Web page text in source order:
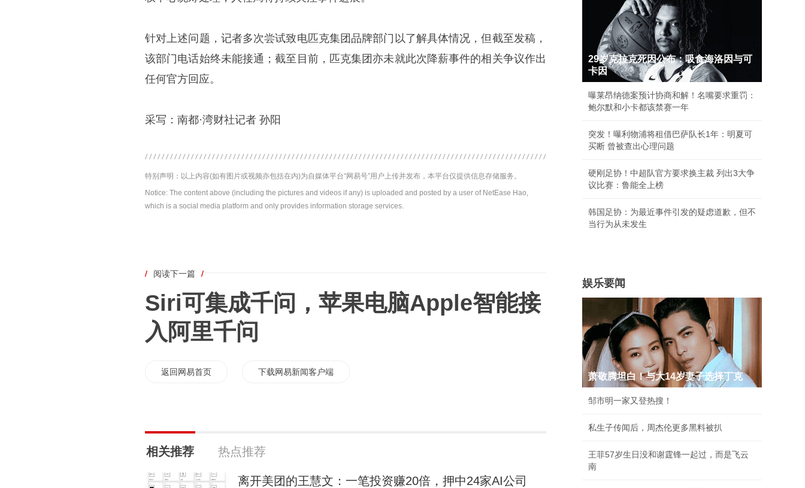
针对上述问题，记者多次尝试致电匹克集团品牌部门以了解具体情况，但截至发稿，
该部门电话始终未能接通；截至目前，匹克集团亦未就此次降薪事件的相关争议作出
任何官方回应。
采写：南都·湾财社记者 孙阳
特别声明：以上内容(如有图片或视频亦包括在内)为自媒体平台“网易号”用户上传并发布，本平台仅提供信息存储服务。
Notice: The content above (including the pictures and videos if any) is uploaded and posted by a user of NetEase Hao,
which is a social media platform and only provides information storage services.
/ 阅读下一篇 /
Siri可集成千问，苹果电脑Apple智能接
入阿里千问
返回网易首页 下载网易新闻客户端
相关推荐 热点推荐
离开美团的王慧文：一笔投资赚20倍，押中24家AI公司
29岁克拉克死因公布：吸食海洛因与可
卡因
曝莱昂纳德案预计协商和解！名嘴要求重罚：
鲍尔默和小卡都该禁赛一年
突发！曝利物浦将租借巴萨队长1年：明夏可
买断 曾被查出心理问题
硬刚足协！中超队官方要求换主裁 列出3大争
议比赛：鲁能全上榜
韩国足协：为最近事件引发的疑虑道歉，但不
当行为从未发生
娱乐要闻
萧敬腾坦白！与大14岁妻子选择丁克
邹市明一家又登热搜！
私生子传闻后，周杰伦更多黑料被扒
王菲57岁生日没和谢霆锋一起过，而是飞云
南